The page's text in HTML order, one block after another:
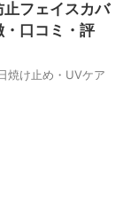
フェイスカバ
口コミ・評
焼け止め・UVケア